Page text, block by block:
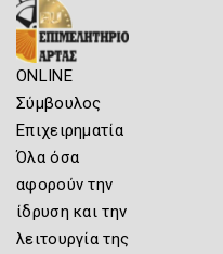
ONLINE
Σύμβουλος
Επιχειρηματία
Όλα όσα
αφορούν την
ίδρυση και την
λειτουργία της